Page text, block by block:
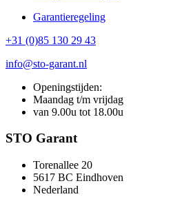
Garantieregeling
+31 (0)85 130 29 43
info@sto-garant.nl
Openingstijden:
Maandag t/m vrijdag
van 9.00u tot 18.00u
STO Garant
Torenallee 20
5617 BC Eindhoven
Nederland